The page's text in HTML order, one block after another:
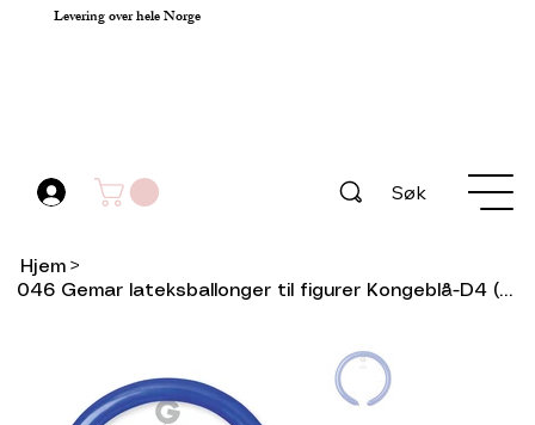
Levering over hele Norge
Søk
Hjem >
046 Gemar lateksballonger til figurer Kongeblå-D4 (100stk)